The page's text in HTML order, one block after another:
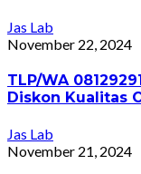
Jas Lab
November 22, 2024
TLP/WA
Diskon Kualitas
Jas Lab
November 21, 2024